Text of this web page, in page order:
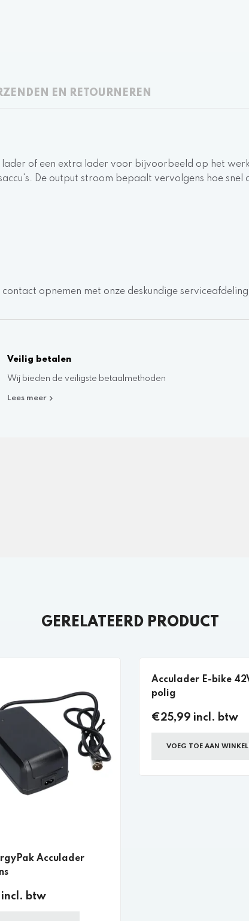
EN RETOURNEREN
of een extra lader voor bijvoorbeeld op het
De output stroom bepaalt vervolgens hoe
opnemen met onze deskundige
Veilig betalen
Wij bieden de veiligste betaalmethoden
Lees meer
GERELATEERD PRODUCT
Acculader
btw
Acculader E-bike
polig
€25,99 incl. btw
VOEG TOE AAN